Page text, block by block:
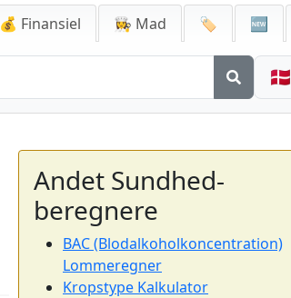
💰 Finansiel 👩‍🍳 Mad 🏷️ 🆕
🇩🇰
Andet Sundhed-
beregnere
BAC (Blodalkoholkoncentration)
Lommeregner
Kropstype Kalkulator